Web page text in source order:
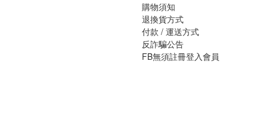
購物須知
退換貨方式
付款 / 運送方式
反詐騙公告
FB無須註冊登入會員